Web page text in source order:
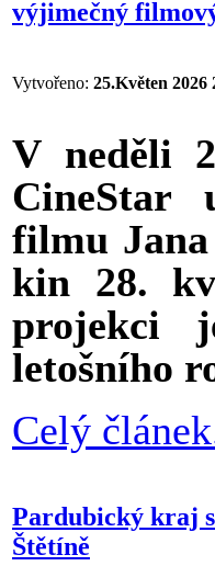
výjimečný
Vytvořeno: 25.Květen 2026
V neděli
CineStar
filmu Jana
kin 28.
projekci
letošního
Celý
Pardubický kraj
Štětíně